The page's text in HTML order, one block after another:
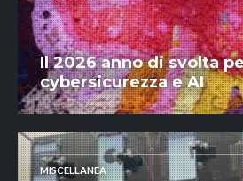
Il 2026 anno di svolta
cybersicurezza e AI
MISCELLANEA